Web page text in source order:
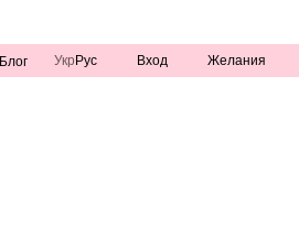
Блог Укр Рус Вход Желания